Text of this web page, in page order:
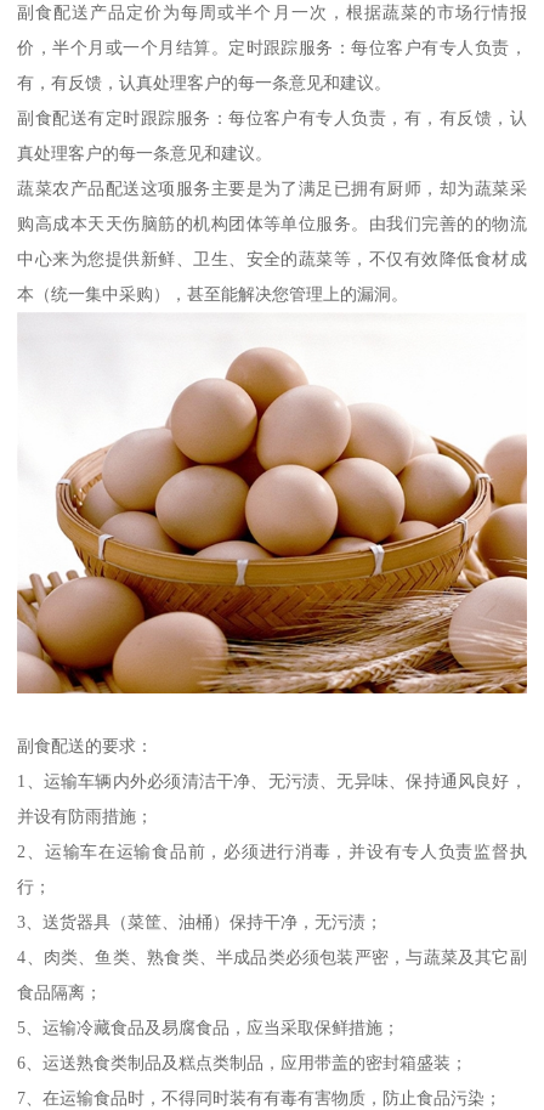
副食配送产品定价为每周或半个月一次，根据蔬菜的市场行情报
价，半个月或一个月结算。定时跟踪服务：每位客户有专人负责，
有，有反馈，认真处理客户的每一条意见和建议。
副食配送有定时跟踪服务：每位客户有专人负责，有，有反馈，认
真处理客户的每一条意见和建议。
蔬菜农产品配送这项服务主要是为了满足已拥有厨师，却为蔬菜采
购高成本天天伤脑筋的机构团体等单位服务。由我们完善的的物流
中心来为您提供新鲜、卫生、安全的蔬菜等，不仅有效降低食材成
本（统一集中采购），甚至能解决您管理上的漏洞。
副食配送的要求：
1、运输车辆内外必须清洁干净、无污渍、无异味、保持通风良好，
并设有防雨措施；
2、运输车在运输食品前，必须进行消毒，并设有专人负责监督执
行；
3、送货器具（菜筐、油桶）保持干净，无污渍；
4、肉类、鱼类、熟食类、半成品类必须包装严密，与蔬菜及其它副
食品隔离；
5、运输冷藏食品及易腐食品，应当采取保鲜措施；
6、运送熟食类制品及糕点类制品，应用带盖的密封箱盛装；
7、在运输食品时，不得同时装有有毒有害物质，防止食品污染；